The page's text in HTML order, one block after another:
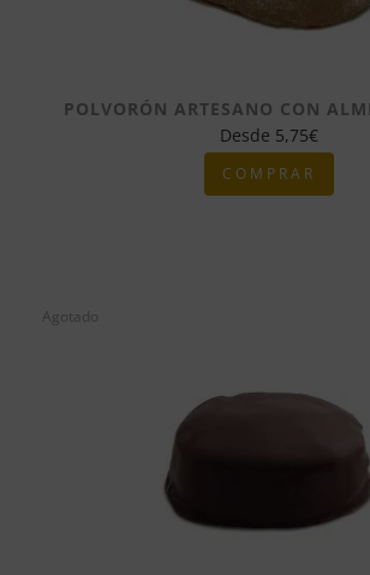
POLVORÓN ARTESANO CON
Desde 5,75€
COMPRAR
Agotado